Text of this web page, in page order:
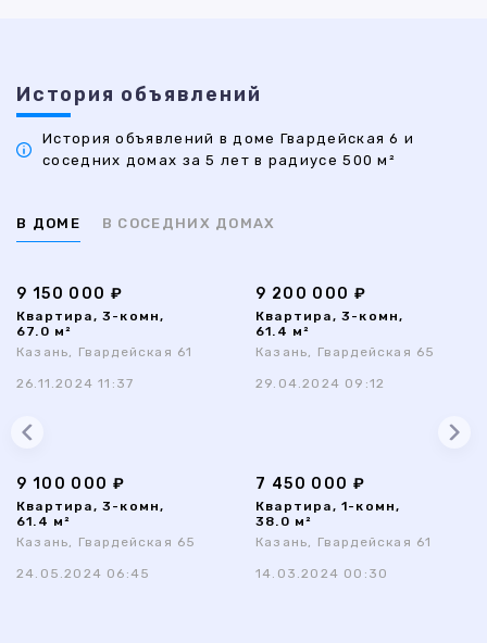
История объявлений
История объявлений в доме Гвардейская 6 и
соседних домах за 5 лет в радиусе 500 м²
В ДОМЕ В СОСЕДНИХ ДОМАХ
9 150 000 ₽
Квартира, 3-комн,
67.0 м²
Казань, Гвардейская 61
26.11.2024 11:37
9 200 000 ₽
Квартира, 3-комн,
61.4 м²
Казань, Гвардейская 65
29.04.2024 09:12
9 100 000 ₽
Квартира, 3-комн,
61.4 м²
Казань, Гвардейская 65
24.05.2024 06:45
7 450 000 ₽
Квартира, 1-комн,
38.0 м²
Казань, Гвардейская 61
14.03.2024 00:30